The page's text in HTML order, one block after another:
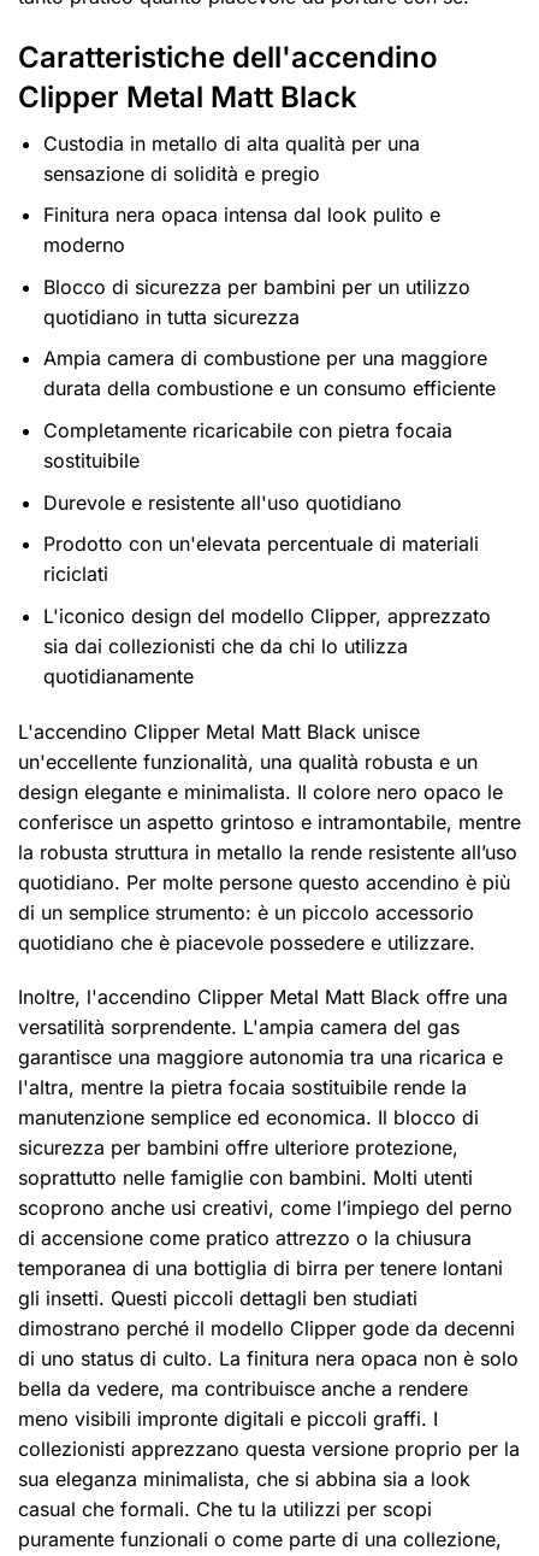
Caratteristiche dell'accendino
Clipper Metal Matt Black
Custodia in metallo di alta qualità per una
sensazione di solidità e pregio
Finitura nera opaca intensa dal look pulito e
moderno
Blocco di sicurezza per bambini per un utilizzo
quotidiano in tutta sicurezza
Ampia camera di combustione per una maggiore
durata della combustione e un consumo efficiente
Completamente ricaricabile con pietra focaia
sostituibile
Durevole e resistente all'uso quotidiano
Prodotto con un'elevata percentuale di materiali
riciclati
L'iconico design del modello Clipper, apprezzato
sia dai collezionisti che da chi lo utilizza
quotidianamente
L'accendino Clipper Metal Matt Black unisce
un'eccellente funzionalità, una qualità robusta e un
design elegante e minimalista. Il colore nero opaco le
conferisce un aspetto grintoso e intramontabile, mentre
la robusta struttura in metallo la rende resistente all’uso
quotidiano. Per molte persone questo accendino è più
di un semplice strumento: è un piccolo accessorio
quotidiano che è piacevole possedere e utilizzare.
Inoltre, l'accendino Clipper Metal Matt Black offre una
versatilità sorprendente. L'ampia camera del gas
garantisce una maggiore autonomia tra una ricarica e
l'altra, mentre la pietra focaia sostituibile rende la
manutenzione semplice ed economica. Il blocco di
sicurezza per bambini offre ulteriore protezione,
soprattutto nelle famiglie con bambini. Molti utenti
scoprono anche usi creativi, come l’impiego del perno
di accensione come pratico attrezzo o la chiusura
temporanea di una bottiglia di birra per tenere lontani
gli insetti. Questi piccoli dettagli ben studiati
dimostrano perché il modello Clipper gode da decenni
di uno status di culto. La finitura nera opaca non è solo
bella da vedere, ma contribuisce anche a rendere
meno visibili impronte digitali e piccoli graffi. I
collezionisti apprezzano questa versione proprio per la
sua eleganza minimalista, che si abbina sia a look
casual che formali. Che tu la utilizzi per scopi
puramente funzionali o come parte di una collezione,